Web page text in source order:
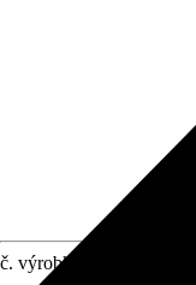
č. výrobku